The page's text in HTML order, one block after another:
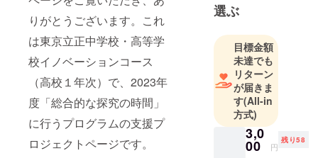
りがとうございます。これ
は東京立正中学校・高等学
校イノベーションコース
（高校１年次）で、2023年
度「総合的な探究の時間」
に行うプログラムの支援プ
ロジェクトページです。
トの企画立
ページ作
成、支援の
呼びかけま
でトータル
サポートい
たしますの
で、お気軽
にお問い合
選ぶ
目標金額
未達でも
リターン
が届きま
す(All-in
方式)
3,0
00 円
残り58